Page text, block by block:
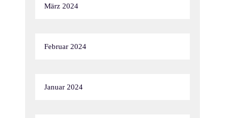
März 2024
Februar 2024
Januar 2024